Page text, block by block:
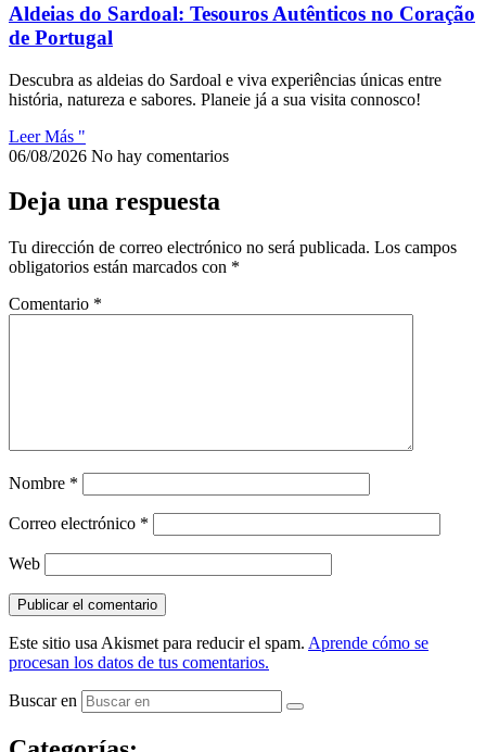
Aldeias do Sardoal: Tesouros Autênticos no Coração
de Portugal
Descubra as aldeias do Sardoal e viva experiências únicas entre
história, natureza e sabores. Planeie já a sua visita connosco!
Leer Más "
06/08/2026 No hay comentarios
Deja una respuesta
Tu dirección de correo electrónico no será publicada. Los campos
obligatorios están marcados con *
Comentario *
Nombre *
Correo electrónico *
Web
Este sitio usa Akismet para reducir el spam. Aprende cómo se
procesan los datos de tus comentarios.
Buscar en